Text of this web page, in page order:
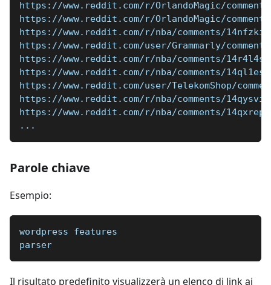
https://www.reddit.com/r/OrlandoMagic/
https://www.reddit.com/r/OrlandoMagic/
https://www.reddit.com/r/nba/comments/14nfzki/
https://www.reddit.com/user/Grammarly/
https://www.reddit.com/r/nba/comments/
https://www.reddit.com/r/nba/comments/
https://www.reddit.com/user/TelekomShop/
https://www.reddit.com/r/nba/comments/14qysvi/
https://www.reddit.com/r/nba/comments/14qxrep/
...
Parole chiave
Esempio:
wordpress features
parser
Il risultato predefinito visualizzerà un elenco di link ai